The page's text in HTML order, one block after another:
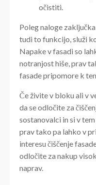
očistiti.
Poleg naloge
tudi to funkcijo, služi
Napake v fasadi so
notranjost hiše, prav
fasade pripomore k
Če živite v bloku ali v
da se odločite za
sostanovalci in si v
prav tako pa lahko v
interesu čiščenje
odločite za nakup
naprav.